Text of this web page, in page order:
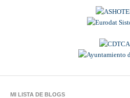
MI LISTA DE BLOGS